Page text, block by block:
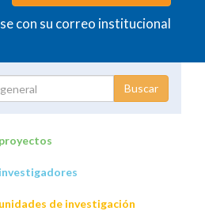
con su correo institucional
de investigación